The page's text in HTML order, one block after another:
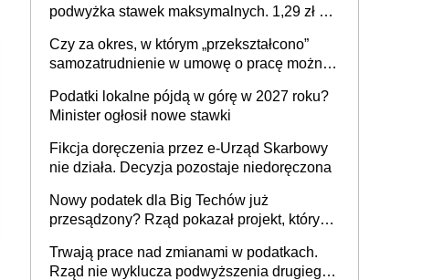
podwyżka stawek maksymalnych. 1,29 zł za
budynków i lokali związanych z
prowadzeniem działalności gospodarczej
Czy za okres, w którym „przekształcono”
samozatrudnienie w umowę o pracę można
umowy cywilnoprawnej jedynym
racjonalnym wyjściem
Podatki lokalne pójdą w górę w 2027 roku?
Minister ogłosił nowe stawki
Fikcja doręczenia przez e-Urząd Skarbowy
nie działa. Decyzja pozostaje niedoręczona
Nowy podatek dla Big Techów już
przesądzony? Rząd pokazał projekt, który
Trwają prace nad zmianami w podatkach.
Rząd nie wyklucza podwyższenia drugiego